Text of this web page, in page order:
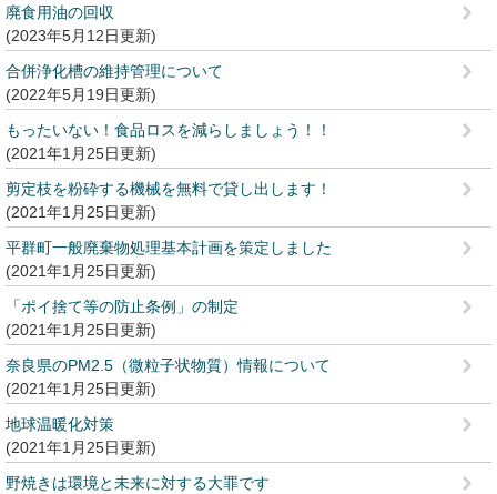
廃食用油の回収
2023年5月12日更新
合併浄化槽の維持管理について
2022年5月19日更新
もったいない！食品ロスを減らしましょう！！
2021年1月25日更新
剪定枝を粉砕する機械を無料で貸し出します！
2021年1月25日更新
平群町一般廃棄物処理基本計画を策定しました
2021年1月25日更新
「ポイ捨て等の防止条例」の制定
2021年1月25日更新
奈良県のPM2.5（微粒子状物質）情報について
2021年1月25日更新
地球温暖化対策
2021年1月25日更新
野焼きは環境と未来に対する大罪です